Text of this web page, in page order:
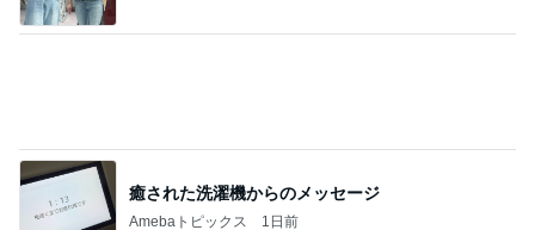
きっと高市ってこの時代に嘘、誤魔化し、はぐらか
しても【バレない】【通用する】とでも思ってたん
だろ